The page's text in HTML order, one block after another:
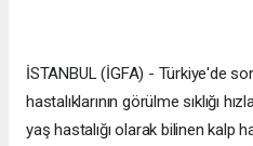
İSTANBUL (İGFA) - Türkiye'de
hastalıklarının görülme sıklığı
yaş hastalığı olarak bilinen kalp